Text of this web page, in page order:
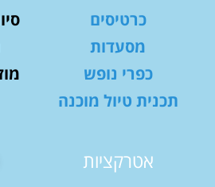
כרטיסים
מסעדות
כפרי נופש
תכנית טיול מוכנה
אטרקציות